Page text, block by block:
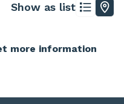
Show as list
more information